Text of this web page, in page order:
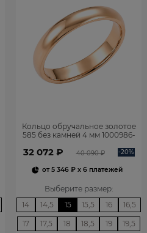
Кольцо обручальное золотое
585 без камней 4 мм 1000986-
32 072 ₽ 40 090 ₽ -20%
от5 346 ₽ x 6 платежей
Выберите размер:
14
14,5 15 15,5 16 16,5
17 17,5 18 18,5 19 19,5